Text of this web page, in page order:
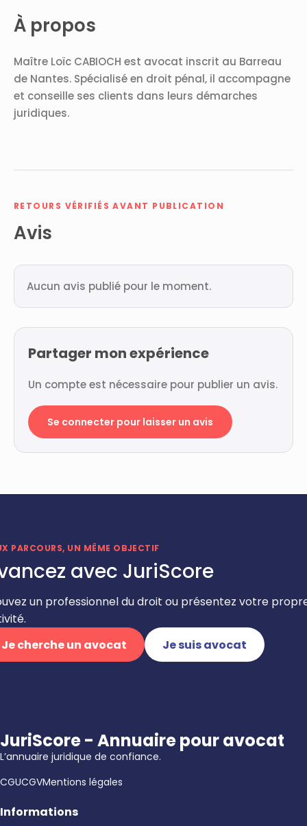
À propos
Maître Loïc CABIOCH est avocat inscrit au Barreau
de Nantes. Spécialisé en droit pénal, il accompagne
et conseille ses clients dans leurs démarches
juridiques.
RETOURS VÉRIFIÉS AVANT PUBLICATION
Avis
Aucun avis publié pour le moment.
Partager mon expérience
Un compte est nécessaire pour publier un avis.
Se connecter pour laisser un avis
PARCOURS, UN MÊME OBJECTIF
avec JuriScore
un professionnel du droit ou présentez votre
Je cherche un avocat
Je suis avocat
JuriScore - Annuaire pour avocat
L’annuaire juridique de confiance.
CGUCGVMentions légales
Informations